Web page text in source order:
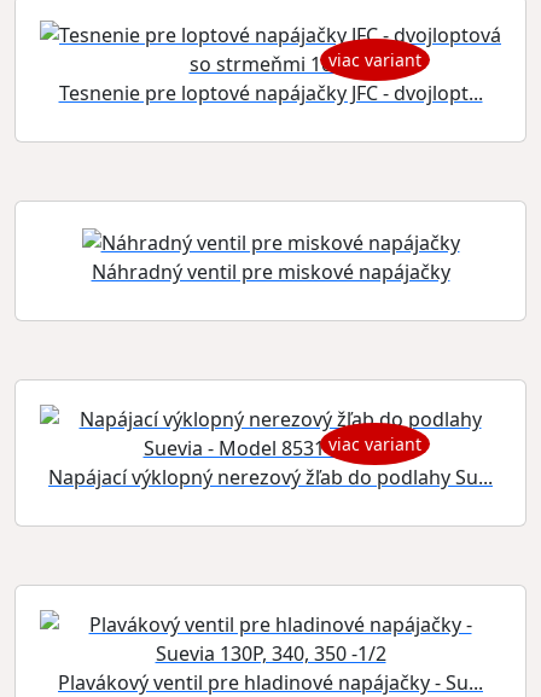
viac variant
Tesnenie pre loptové napájačky JFC - dvojlopt...
Náhradný ventil pre miskové napájačky
viac variant
Napájací výklopný nerezový žľab do podlahy Su...
Plavákový ventil pre hladinové napájačky - Su...